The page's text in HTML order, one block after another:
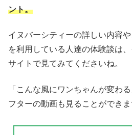
ント。
イヌバーシティーの詳しい内容
を利用している人達の体験談は
サイトで見てみてくださいね。
「こんな風にワンちゃんが変わ
フターの動画も見ることができま